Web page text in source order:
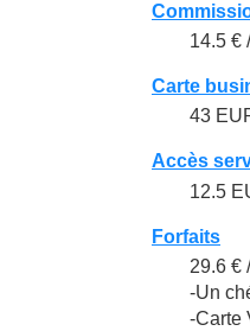
14.5 €
Carte
43
Accès
12.5
Forfaits
29.6 €
-Un
-Carte